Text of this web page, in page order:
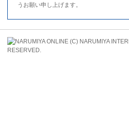
うお願い申し上げます。